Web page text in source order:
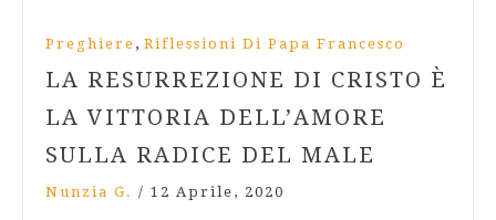
Preghiere , Riflessioni Di Papa Francesco
LA RESURREZIONE DI CRISTO È
LA VITTORIA DELL’AMORE
SULLA RADICE DEL MALE
Nunzia G. / 12 Aprile, 2020